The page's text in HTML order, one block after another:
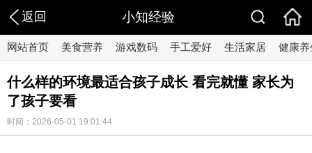
返回 小知经验
网站首页 美食营养 游戏数码 手工爱好 生活家居 健康养
什么样的环境最适合孩子成长 看完就懂 家长为
了孩子要看
时间：2026-05-01 19:01:44